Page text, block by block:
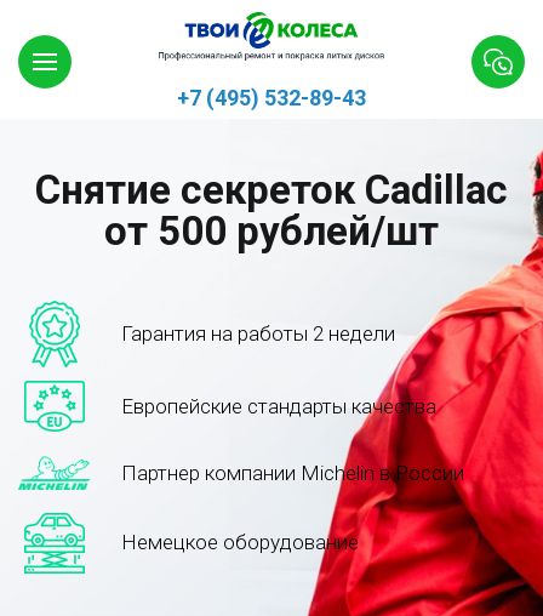
+7 (495) 532-89-43
Снятие секреток Cadillac
от 500 рублей/шт
Гарантия на работы 2 недели
Европейские стандарты качества
Партнер компании Michelin в России
Немецкое оборудование